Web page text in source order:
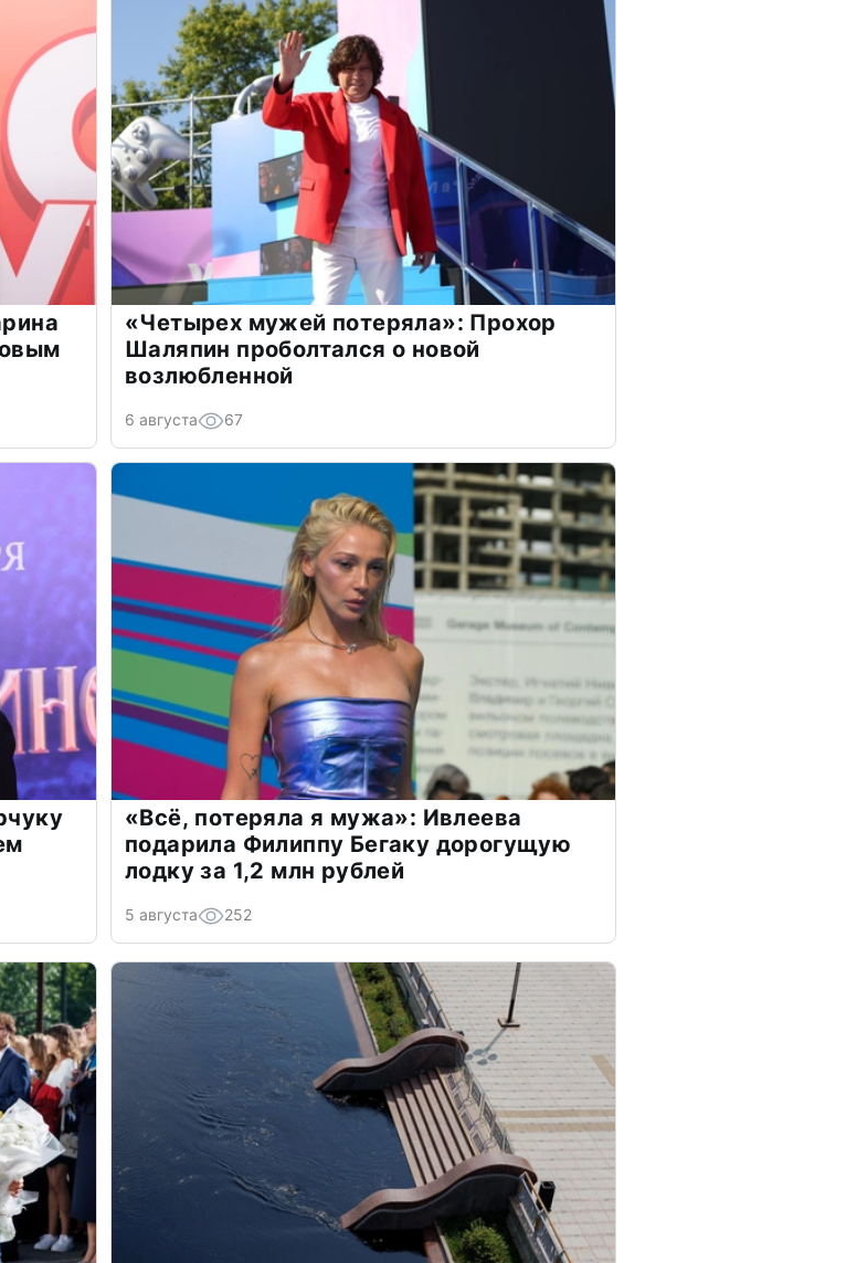
«Четырех мужей потеряла»: Прохор
Шаляпин проболтался о новой
возлюбленной
6 августа 67
«Всё, потеряла я мужа»: Ивлеева
подарила Филиппу Бегаку дорогущую
лодку за 1,2 млн рублей
5 августа 252